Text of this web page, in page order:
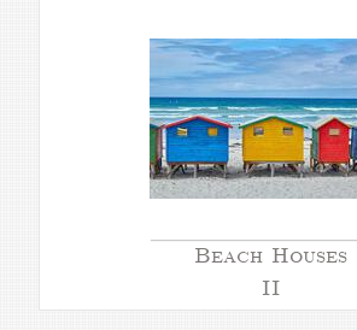
Beach Houses
II